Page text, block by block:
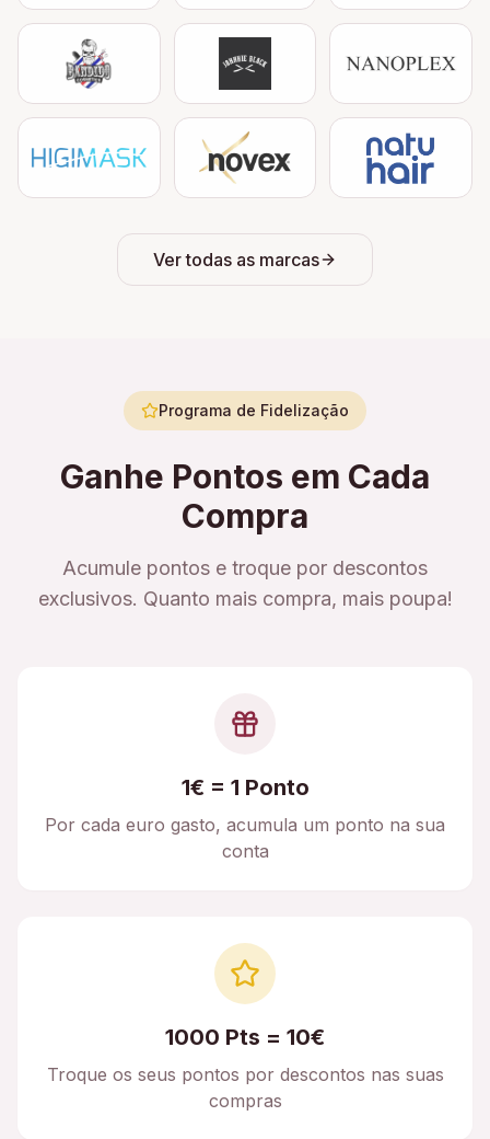
Ver todas as marcas
Programa de Fidelização
Ganhe Pontos em Cada
Compra
Acumule pontos e troque por descontos
exclusivos. Quanto mais compra, mais poupa!
1€ = 1 Ponto
Por cada euro gasto, acumula um ponto na sua
conta
1000 Pts = 10€
Troque os seus pontos por descontos nas suas
compras